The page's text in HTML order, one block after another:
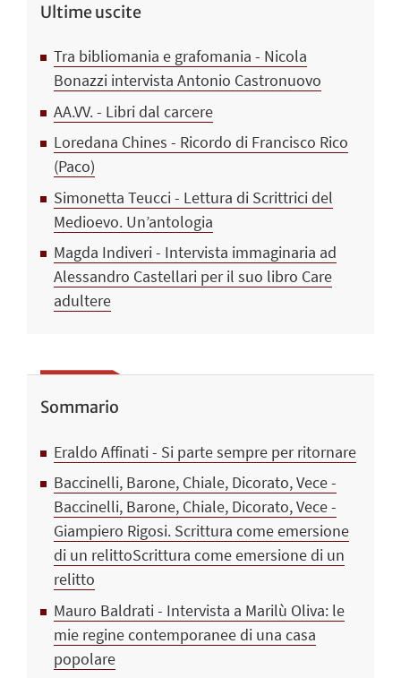
Ultime uscite
Tra bibliomania e grafomania - Nicola
Bonazzi intervista Antonio Castronuovo
AA.VV. - Libri dal carcere
Loredana Chines - Ricordo di Francisco Rico
(Paco)
Simonetta Teucci - Lettura di Scrittrici del
Medioevo. Un’antologia
Magda Indiveri - Intervista immaginaria ad
Alessandro Castellari per il suo libro Care
adultere
Sommario
Eraldo Affinati - Si parte sempre per ritornare
Baccinelli, Barone, Chiale, Dicorato, Vece -
Baccinelli, Barone, Chiale, Dicorato, Vece -
Giampiero Rigosi. Scrittura come emersione
di un relittoScrittura come emersione di un
relitto
Mauro Baldrati - Intervista a Marilù Oliva: le
mie regine contemporanee di una casa
popolare